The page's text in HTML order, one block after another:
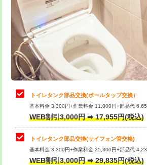
トイレタンク部品交換(ボールタップ交換）
基本料金 3,300円+作業料金 11,000円+部品代
WEB割引3,000円 ➡ 17,955円(税込)
トイレタンク部品交換(サイフォン管交換)
基本料金 3,300円+作業料金 25,300円+部品代
WEB割引3,000円 ➡ 29,835円(税込)